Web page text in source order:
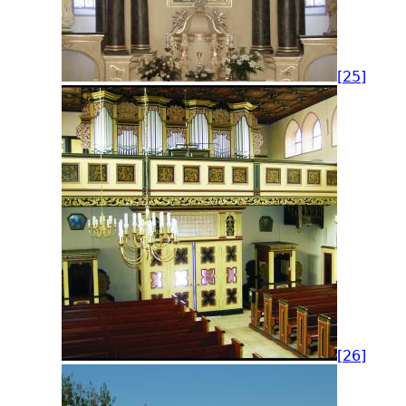
[25]
[26]